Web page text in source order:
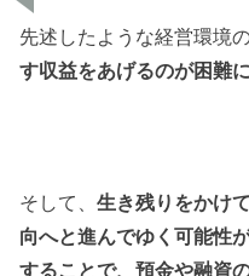
先述したような経営環境
す収益をあげるのが困難
そして、生き残りをかけ
向へと進んでゆく可能性
することで、預金や融資